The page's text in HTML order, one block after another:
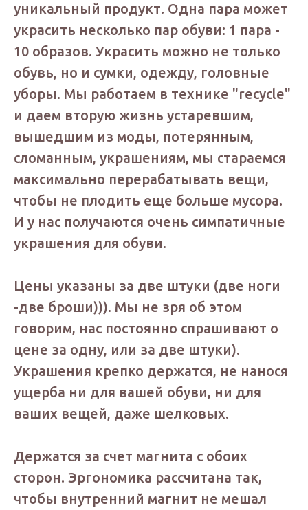
уникальный продукт. Одна пара может
украсить несколько пар обуви: 1 пара -
10 образов. Украсить можно не только
обувь, но и сумки, одежду, головные
уборы. Мы работаем в технике "recycle"
и даем вторую жизнь устаревшим,
вышедшим из моды, потерянным,
сломанным, украшениям, мы стараемся
максимально перерабатывать вещи,
чтобы не плодить еще больше мусора.
И у нас получаются очень симпатичные
украшения для обуви.
Цены указаны за две штуки (две ноги
-две броши))). Мы не зря об этом
говорим, нас постоянно спрашивают о
цене за одну, или за две штуки).
Украшения крепко держатся, не нанося
ущерба ни для вашей обуви, ни для
ваших вещей, даже шелковых.
Держатся за счет магнита с обоих
сторон. Эргономика рассчитана так,
чтобы внутренний магнит не мешал